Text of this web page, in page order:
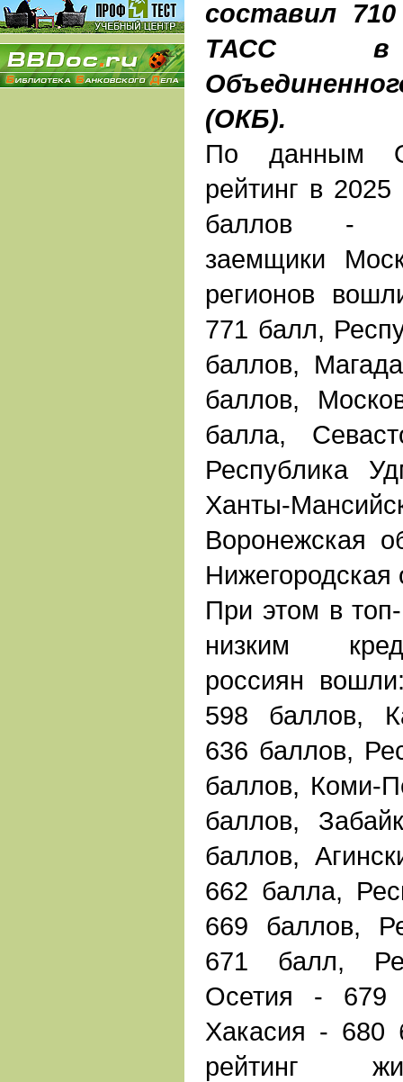
составил
ТАСС в
(ОКБ).
По данным
рейтинг в
баллов -
заемщики
регионов
771 балл,
баллов,
баллов,
балла,
Республика
Ханты-
Воронежская
Нижегородская
При этом в
низким
россиян
598 баллов,
636 баллов,
баллов, Коми-
баллов,
баллов,
662 балла,
669 баллов,
671 балл,
Осетия - 679
Хакасия - 680
рейтинг